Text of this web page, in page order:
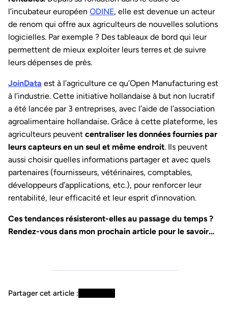
l’incubateur européen ODINE, elle est devenue un acteur
de renom qui offre aux agriculteurs de nouvelles solutions
logicielles. Par exemple ? Des tableaux de bord qui leur
permettent de mieux exploiter leurs terres et de suivre
leurs dépenses de près.
JoinData est à l’agriculture ce qu’Open Manufacturing est
à l’industrie. Cette initiative hollandaise à but non lucratif
a été lancée par 3 entreprises, avec l’aide de l’association
agroalimentaire hollandaise. Grâce à cette plateforme, les
agriculteurs peuvent centraliser les données fournies par
leurs capteurs en un seul et même endroit. Ils peuvent
aussi choisir quelles informations partager et avec quels
partenaires (fournisseurs, vétérinaires, comptables,
développeurs d’applications, etc.), pour renforcer leur
rentabilité, leur efficacité et leur esprit d’innovation.
Ces tendances résisteront-elles au passage du temps ?
Rendez-vous dans mon prochain article pour le savoir…
Partager cet article :